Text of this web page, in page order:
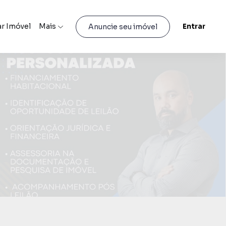
Imóvel Mais Anuncie seu imóvel Entrar